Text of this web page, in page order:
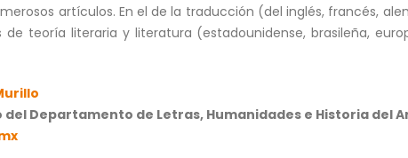
artículos. En el de la traducción (del inglés, francés,
de teoría literaria y literatura (estadounidense, brasileña,
Departamento de Letras, Humanidades e Historia del